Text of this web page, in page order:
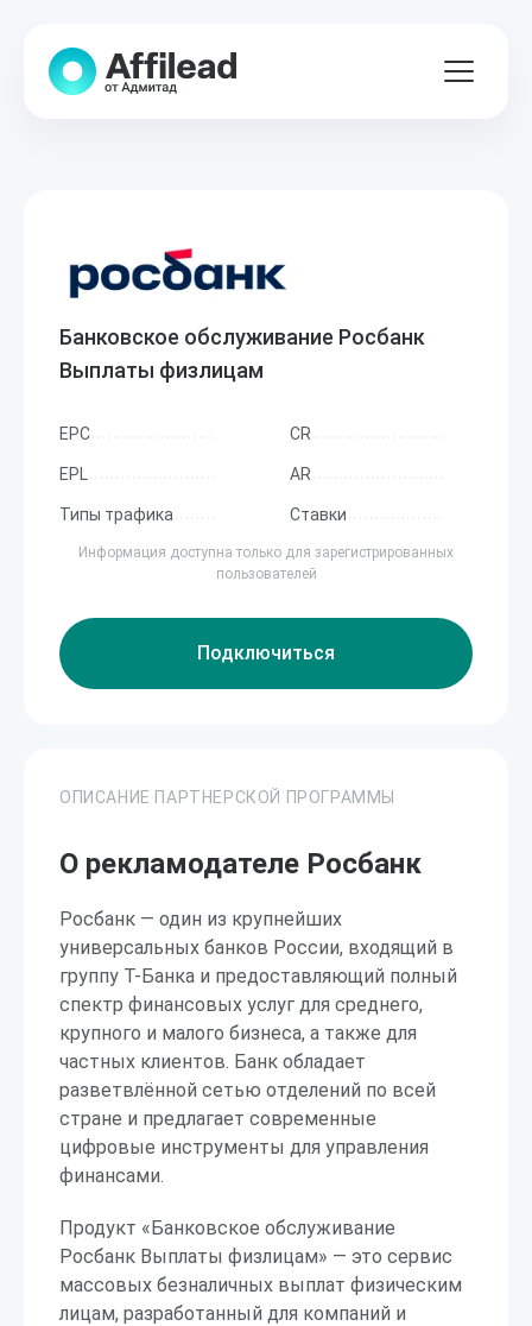
Банковское обслуживание Росбанк
Выплаты физлицам
EPC CR
EPL AR
Типы трафика Ставки
Информация доступна только для зарегистрированных
пользователей
Подключиться
ОПИСАНИЕ ПАРТНЕРСКОЙ ПРОГРАММЫ
О рекламодателе Росбанк
Росбанк — один из крупнейших
универсальных банков России, входящий в
группу Т-Банка и предоставляющий полный
спектр финансовых услуг для среднего,
крупного и малого бизнеса, а также для
частных клиентов. Банк обладает
разветвлённой сетью отделений по всей
стране и предлагает современные
цифровые инструменты для управления
финансами.
Продукт «Банковское обслуживание
Росбанк Выплаты физлицам» — это сервис
массовых безналичных выплат физическим
лицам, разработанный для компаний и